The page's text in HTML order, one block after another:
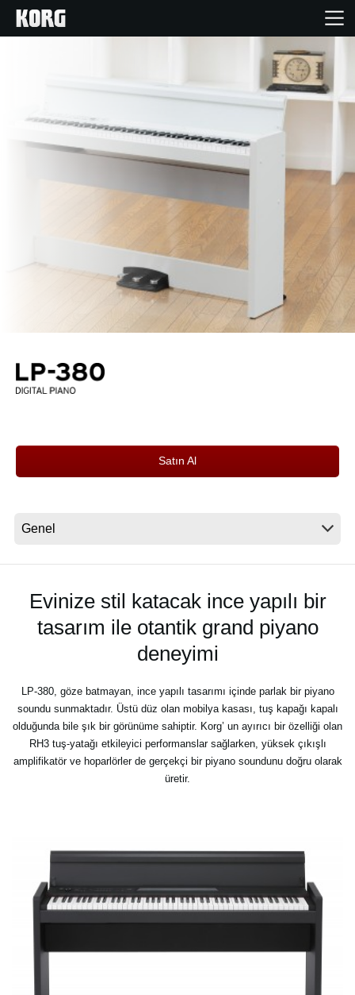
Ürünler
Haberler
Konum
Satın Al
Evinize stil katacak ince yapılı bir
tasarım ile otantik grand piyano
deneyimi
LP-380, göze batmayan, ince yapılı tasarımı içinde parlak bir piyano
soundu sunmaktadır. Üstü düz olan mobilya kasası, tuş kapağı kapalı
olduğunda bile şık bir görünüme sahiptir. Korg’ un ayırıcı bir özelliği olan
RH3 tuş-yatağı etkileyici performanslar sağlarken, yüksek çıkışlı
amplifikatör ve hoparlörler de gerçekçi bir piyano soundunu doğru olarak
üretir.